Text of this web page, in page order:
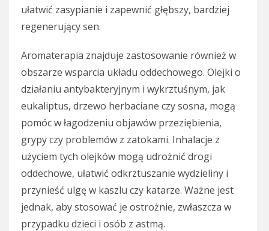
ułatwić zasypianie i zapewnić głębszy, bardziej
regenerujący sen.
Aromaterapia znajduje zastosowanie również w
obszarze wsparcia układu oddechowego. Olejki o
działaniu antybakteryjnym i wykrztuśnym, jak
eukaliptus, drzewo herbaciane czy sosna, mogą
pomóc w łagodzeniu objawów przeziębienia,
grypy czy problemów z zatokami. Inhalacje z
użyciem tych olejków mogą udrożnić drogi
oddechowe, ułatwić odkrztuszanie wydzieliny i
przynieść ulgę w kaszlu czy katarze. Ważne jest
jednak, aby stosować je ostrożnie, zwłaszcza w
przypadku dzieci i osób z astmą.